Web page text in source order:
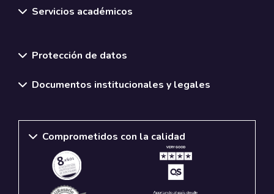
Servicios académicos
Protección de datos
Documentos institucionales y legales
Comprometidos con la calidad